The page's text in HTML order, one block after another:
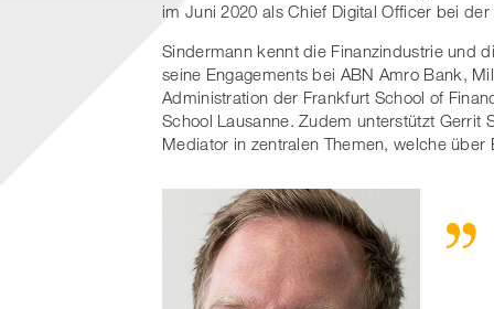
im Juni 2020 als Chief Digital Officer bei
Sindermann kennt die Finanzindustrie und
seine Engagements bei ABN Amro Bank,
Administration der Frankfurt School of
School Lausanne. Zudem unterstützt Gerrit
Mediator in zentralen Themen, welche